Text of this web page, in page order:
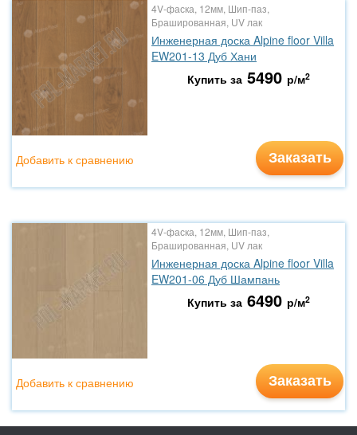
4V-фаска, 12мм, Шип-паз,
Брашированная, UV лак
Инженерная доска Alpine floor Villa
EW201-13 Дуб Хани
Купить за 5490 р/м2
Заказать
Добавить к сравнению
4V-фаска, 12мм, Шип-паз,
Брашированная, UV лак
Инженерная доска Alpine floor Villa
EW201-06 Дуб Шампань
Купить за 6490 р/м2
Заказать
Добавить к сравнению